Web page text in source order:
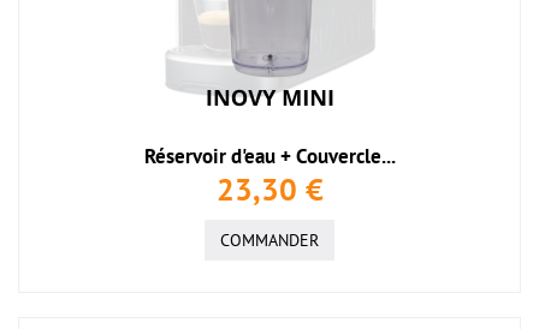
Réservoir d'eau + Couvercle...
23,30 €
COMMANDER